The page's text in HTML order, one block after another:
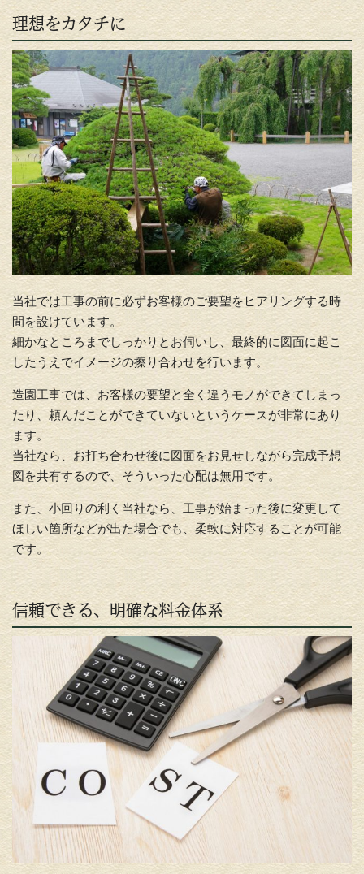
理想をカタチに
当社では工事の前に必ずお客様のご要望をヒアリングする時
間を設けています。
細かなところまでしっかりとお伺いし、最終的に図面に起こ
したうえでイメージの擦り合わせを行います。
造園工事では、お客様の要望と全く違うモノができてしまっ
たり、頼んだことができていないというケースが非常にあり
ます。
当社なら、お打ち合わせ後に図面をお見せしながら完成予想
図を共有するので、そういった心配は無用です。
また、小回りの利く当社なら、工事が始まった後に変更して
ほしい箇所などが出た場合でも、柔軟に対応することが可能
です。
信頼できる、明確な料金体系